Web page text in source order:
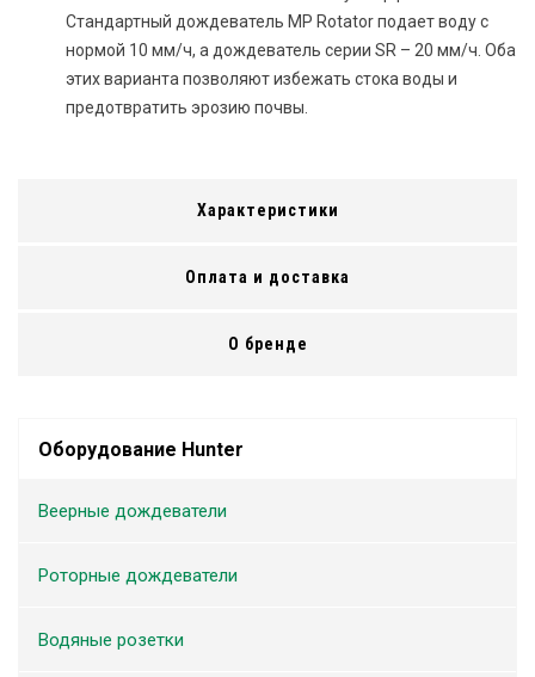
Стандартный дождеватель MP Rotator подает воду с
нормой 10 мм/ч, а дождеватель серии SR – 20 мм/ч. Оба
этих варианта позволяют избежать стока воды и
предотвратить эрозию почвы.
Характеристики
Оплата и доставка
О бренде
Оборудование Hunter
Веерные дождеватели
Роторные дождеватели
Водяные розетки